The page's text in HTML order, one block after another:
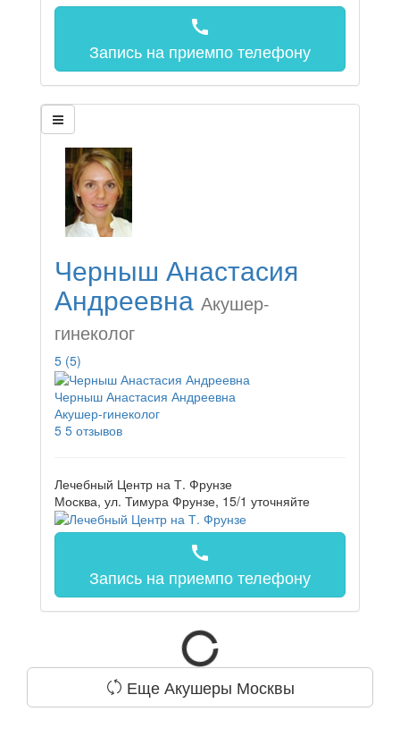
call
Запись на приемпо телефону
Черныш Анастасия
Андреевна Акушер-
гинеколог
5 (5)
Черныш Анастасия Андреевна
Акушер-гинеколог
5 5 отзывов
Лечебный Центр на Т. Фрунзе
Москва, ул. Тимура Фрунзе, 15/1 уточняйте
call
Запись на приемпо телефону
Еще Акушеры Москвы